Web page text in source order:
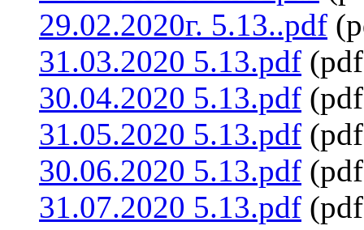
29.02.2020г. 5.13..pdf
31.03.2020 5.13.pdf
30.04.2020 5.13.pdf
31.05.2020 5.13.pdf
30.06.2020 5.13.pdf
31.07.2020 5.13.pdf